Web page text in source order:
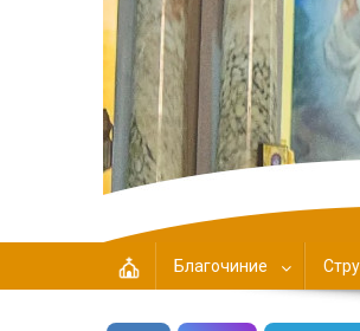
Центральное
Благочиние